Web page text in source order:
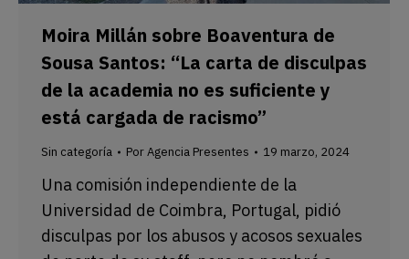
Moira Millán sobre Boaventura de
Sousa Santos: “La carta de disculpas
de la academia no es suficiente y
está cargada de racismo”
Sin categoría PorAgencia Presentes 19 marzo, 2024
Una comisión independiente de la
Universidad de Coimbra, Portugal, pidió
disculpas por los abusos y acosos sexuales